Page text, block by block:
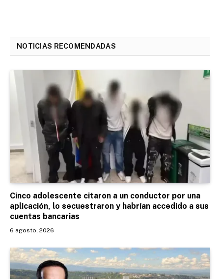
NOTICIAS RECOMENDADAS
Cinco adolescente citaron a un conductor por una
aplicación, lo secuestraron y habrían accedido a sus
cuentas bancarias
6 agosto, 2026